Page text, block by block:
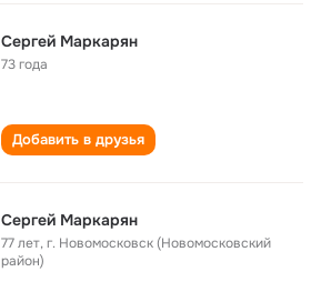
Сергей Маркарян
73 года
Добавить в друзья
Сергей Маркарян
77 лет,г. Новомосковск (Новомосковский
район)